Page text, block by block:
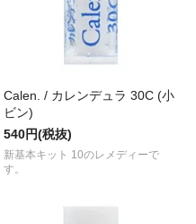
Calen. / カレンデュラ 30C (小
ビン)
540円(税抜)
新基本キット 10のレメディーで
す。